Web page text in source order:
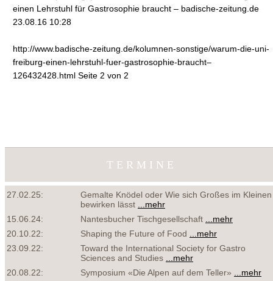
einen Lehrstuhl für Gastrosophie braucht – badische-zeitung.de
23.08.16 10:28
http://www.badische-zeitung.de/kolumnen-sonstige/warum-die-uni-
freiburg-einen-lehrstuhl-fuer-gastrosophie-braucht–
126432428.html Seite 2 von 2
TERMINE
27.02.25:
Gemalte Knödel oder Wie sich Großes im Kleinen
bewirken lässt
...mehr
15.06.24:
Nantesbucher Tischgesellschaft
...mehr
20.10.22:
Shaping the Future of Food
...mehr
23.09.22:
Toward the International Society for Gastro
Sciences and Studies
...mehr
20.08.22:
Symposium «Die Alpen auf dem Teller»
...mehr